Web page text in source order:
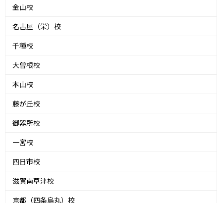
金山校
名古屋（栄）校
千種校
大曽根校
本山校
藤が丘校
御器所校
一宮校
四日市校
滋賀南草津校
京都（四条烏丸）校